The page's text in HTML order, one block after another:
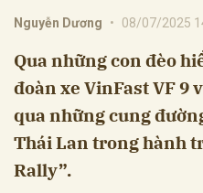
Nguyễn Dương • 08/07/2025
Qua những con đèo
đoàn xe VinFast VF 9
qua những cung
Thái Lan trong hành
Rally”.